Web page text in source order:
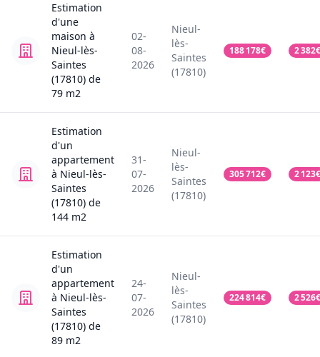
Estimation
d'une
maison à
Nieul-lès-
Saintes
(17810) de
79 m2
02-
08-
2026
Nieul-
lès-
Saintes
(17810)
188 178€ 2 382€
Estimation
d'un
appartement
à Nieul-lès-
Saintes
(17810) de
144 m2
31-
07-
2026
Nieul-
lès-
Saintes
(17810)
305 712€ 2 123€
Estimation
d'un
appartement
à Nieul-lès-
Saintes
(17810) de
89 m2
24-
07-
2026
Nieul-
lès-
Saintes
(17810)
224 814€ 2 526€